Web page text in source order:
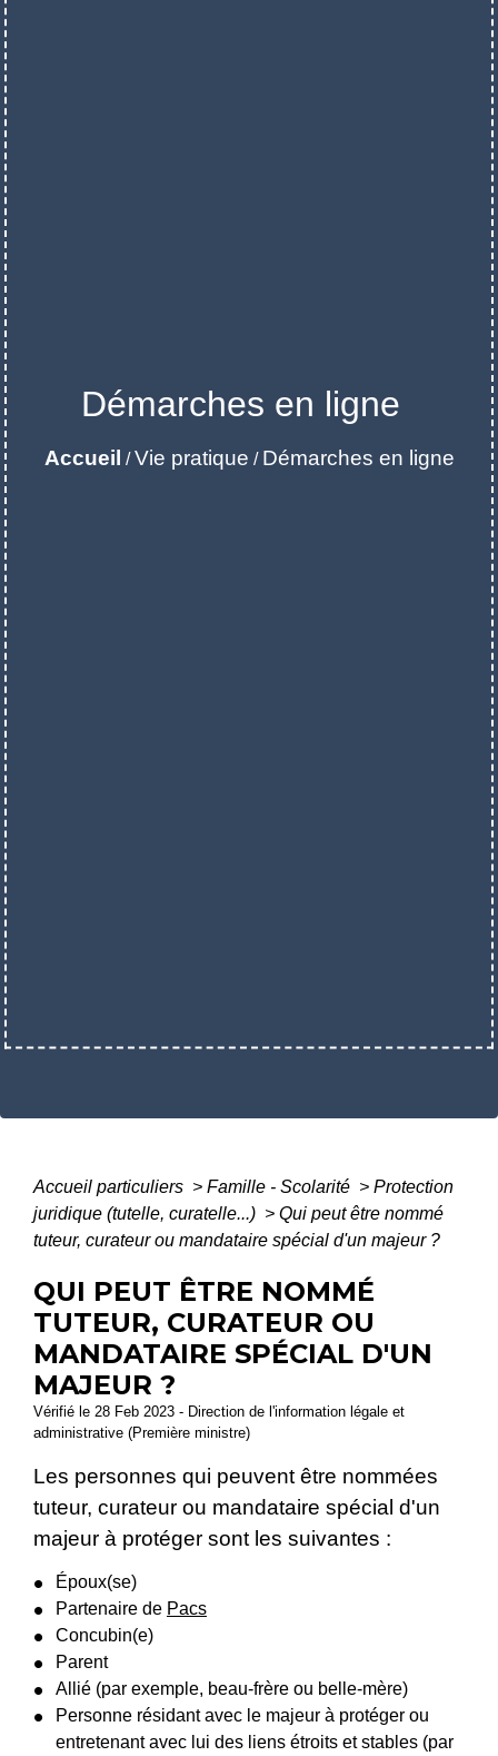
Démarches en ligne
Accueil /Vie pratique / Démarches en ligne
Accueil particuliers > Famille - Scolarité > Protection
juridique (tutelle, curatelle...) > Qui peut être nommé
tuteur, curateur ou mandataire spécial d'un majeur ?
QUI PEUT ÊTRE NOMMÉ
TUTEUR, CURATEUR OU
MANDATAIRE SPÉCIAL D'UN
MAJEUR ?
Vérifié le 28 Feb 2023 - Direction de l'information légale et
administrative (Première ministre)
Les personnes qui peuvent être nommées
tuteur, curateur ou mandataire spécial d'un
majeur à protéger sont les suivantes :
Époux(se)
Partenaire de Pacs
Concubin(e)
Parent
Allié (par exemple, beau-frère ou belle-mère)
Personne résidant avec le majeur à protéger ou
entretenant avec lui des liens étroits et stables (par